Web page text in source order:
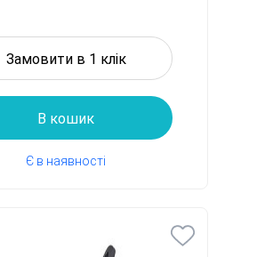
Замовити в 1 клік
В кошик
Є в наявності